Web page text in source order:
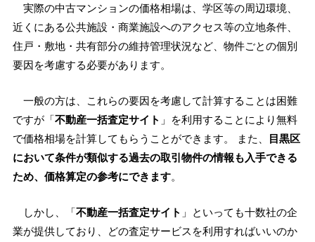
実際の中古マンションの価格相場は、学区等の周辺環境、
近くにある公共施設・商業施設へのアクセス等の立地条件、
住戸・敷地・共有部分の維持管理状況など、物件ごとの個別
要因を考慮する必要があります。
一般の方は、これらの要因を考慮して計算することは困難
ですが「不動産一括査定サイト 」を利用することにより無料
で価格相場を計算してもらうことができます。 また、 目黒区
において条件が類似する過去の取引物件の情報も入手できる
ため、価格算定の参考にできます。
しかし、「不動産一括査定サイト 」といっても十数社の企
業が提供しており、どの査定サービスを利用すればいいのか